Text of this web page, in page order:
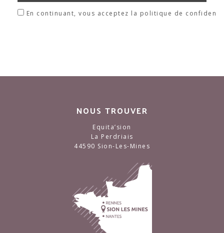
En continuant, vous acceptez la politique de
NOUS TROUVER
Equita’sion
La Perdriais
44590 Sion-Les-Mines